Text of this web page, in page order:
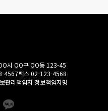
시 OO구 OO동 123-45
4567팩스 02-123-4568
관리책임자 정보책임자명